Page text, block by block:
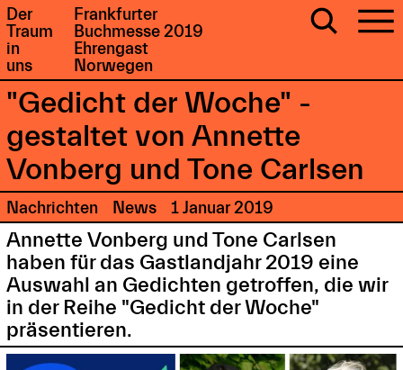
Der
Traum
in
uns
Frankfurter
Buchmesse 2019
Ehrengast
Norwegen
"Gedicht der Woche" -
gestaltet von Annette
Vonberg und Tone Carlsen
Nachrichten News 1 Januar 2019
Annette Vonberg und Tone Carlsen
haben für das Gastlandjahr 2019 eine
Auswahl an Gedichten getroffen, die wir
in der Reihe "Gedicht der Woche"
präsentieren.